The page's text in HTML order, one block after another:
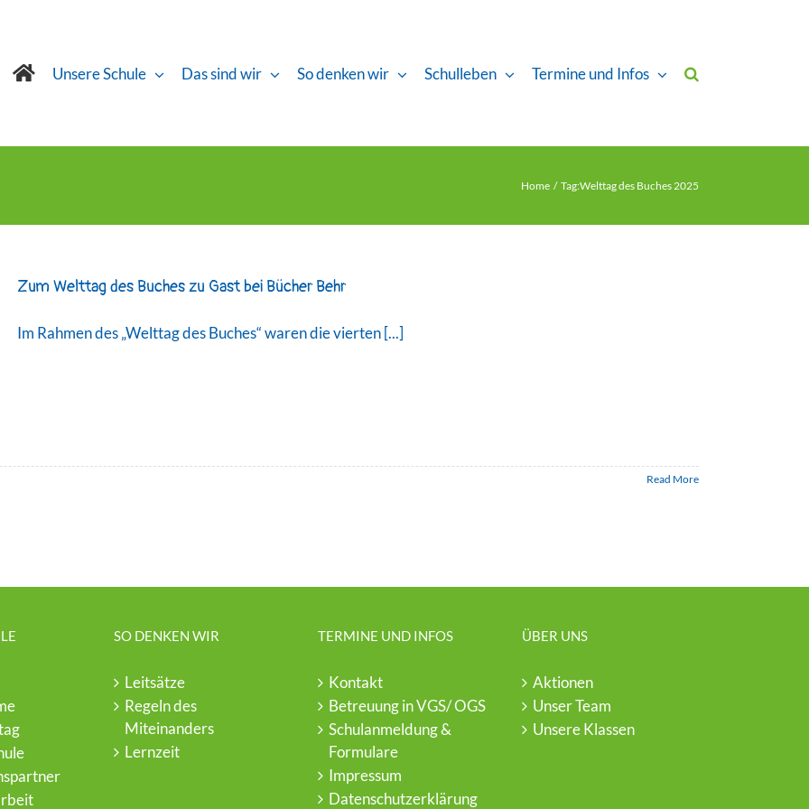
Unsere Schule
Das sind wir So denken wir Schulleben Termine und Infos
Home Tag:Welttag des Buches 2025
Zum Welttag des Buches zu Gast bei Bücher Behr
Im Rahmen des „Welttag des Buches“ waren die vierten [...]
Read More
SO DENKEN WIR
Leitsätze
Regeln des
Miteinanders
Lernzeit
TERMINE UND INFOS
Kontakt
Betreuung in VGS/ OGS
Schulanmeldung &
Formulare
Impressum
Datenschutzerklärung
ÜBER UNS
Aktionen
Unser Team
Unsere Klassen